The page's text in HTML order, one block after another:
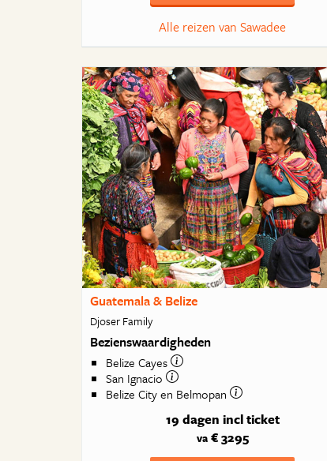
Alle reizen van Sawadee
Guatemala & Belize
Djoser Family
Bezienswaardigheden
Belize Cayes
San Ignacio
Belize City en Belmopan
19 dagen incl ticket
va€ 3295